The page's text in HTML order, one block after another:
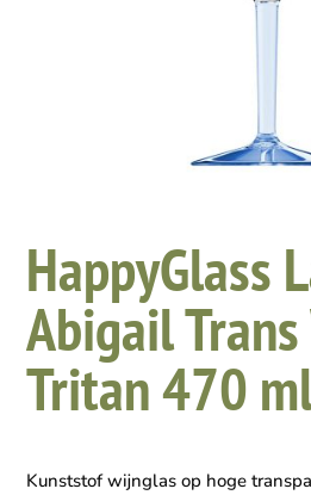
HappyGlass
Abigail
Tritan 470
Kunststof wijnglas op hoge